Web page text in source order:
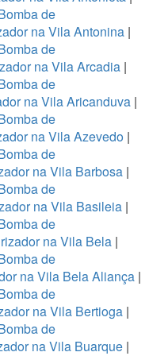
de
na Vila Antonina|
de
na Vila Arcadia |
de
na Vila Aricanduva |
de
na Vila Azevedo |
de
na Vila Barbosa|
de
na Vila Basileia|
de
na Vila Bela |
de
na Vila Bela Aliança |
de
na Vila Bertioga|
de
na Vila Buarque |